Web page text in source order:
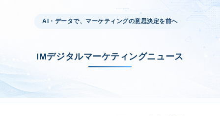
AI・データで、マーケティングの意思決定を前へ
IMデジタルマーケティングニュース